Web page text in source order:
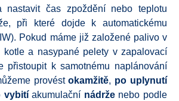
nastavit čas zpoždění nebo teplotu
při které dojde k automatickému
Pokud máme již založené palivo v
kotle a nasypané pelety v zapalovací
přistoupit k samotnému naplánování
provéstokamžitě, po uplynutí
vybitíakumulační nádrženebo podle